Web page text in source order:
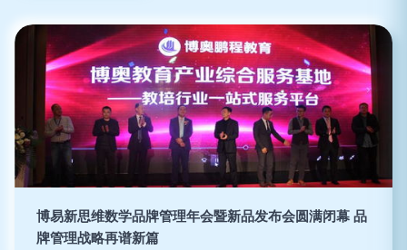
博易新思维数学品牌管理年会暨新品发布会圆满闭幕 品
牌管理战略再谱新篇